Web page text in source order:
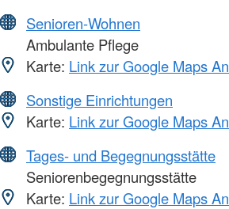
Senioren-Wohnen
Ambulante Pflege
Karte: Link zur Google Maps
Sonstige Einrichtungen
Karte: Link zur Google Maps
Tages- und Begegnungsstätte
Seniorenbegegnungsstätte
Karte: Link zur Google Maps